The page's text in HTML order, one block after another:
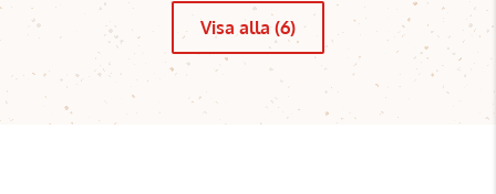
Visa alla (6)